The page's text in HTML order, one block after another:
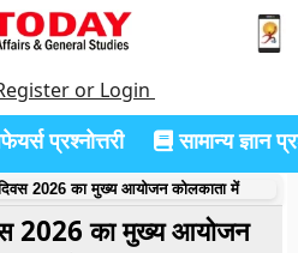
or Login
प्रश्नोत्तरी सामान्य ज्ञान
दिवस 2026 का मुख्य आयोजन कोलकाता में
2026 का मुख्य आयोजन